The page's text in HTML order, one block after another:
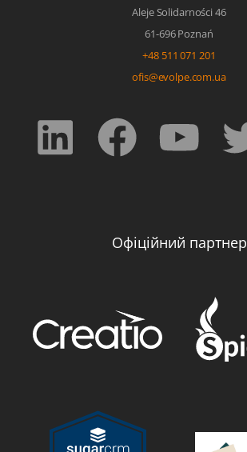
Aleje Solidarności 46
61-696 Poznań
+48 511 071 201
ofis@evolpe.com.ua
Офіційний партнер